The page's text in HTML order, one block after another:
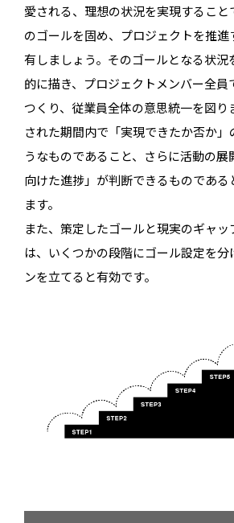
愛される、理想の状況を実現すること
のゴールを固め、プロジェクトを推
有しましょう。そのゴールとなる状況
的に描き、プロジェクトメンバー全員
つくり、従業員全体の意思統一を図り
された期間内で「実現できたか否か」
うなものであること、さらに活動の展
向けた進捗」が判断できるものである
ます。
また、策定したゴールと現実のギャ
は、いくつかの段階にゴール設定を分
ンを立てると有効です。